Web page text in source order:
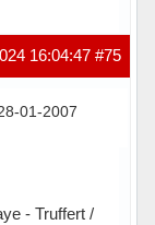
#75
16:04:47
01-2007
- Truffert /